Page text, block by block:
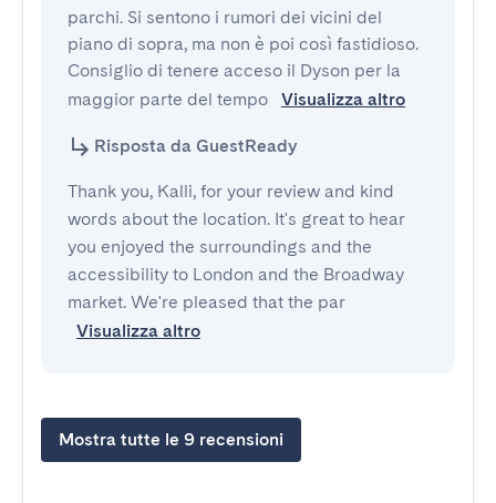
parchi. Si sentono i rumori dei vicini del
piano di sopra, ma non è poi così fastidioso.
Consiglio di tenere acceso il Dyson per la
maggior parte del tempo
Visualizza altro
Risposta da GuestReady
Thank you, Kalli, for your review and kind
words about the location. It's great to hear
you enjoyed the surroundings and the
accessibility to London and the Broadway
market. We're pleased that the par
Visualizza altro
Mostra tutte le 9 recensioni